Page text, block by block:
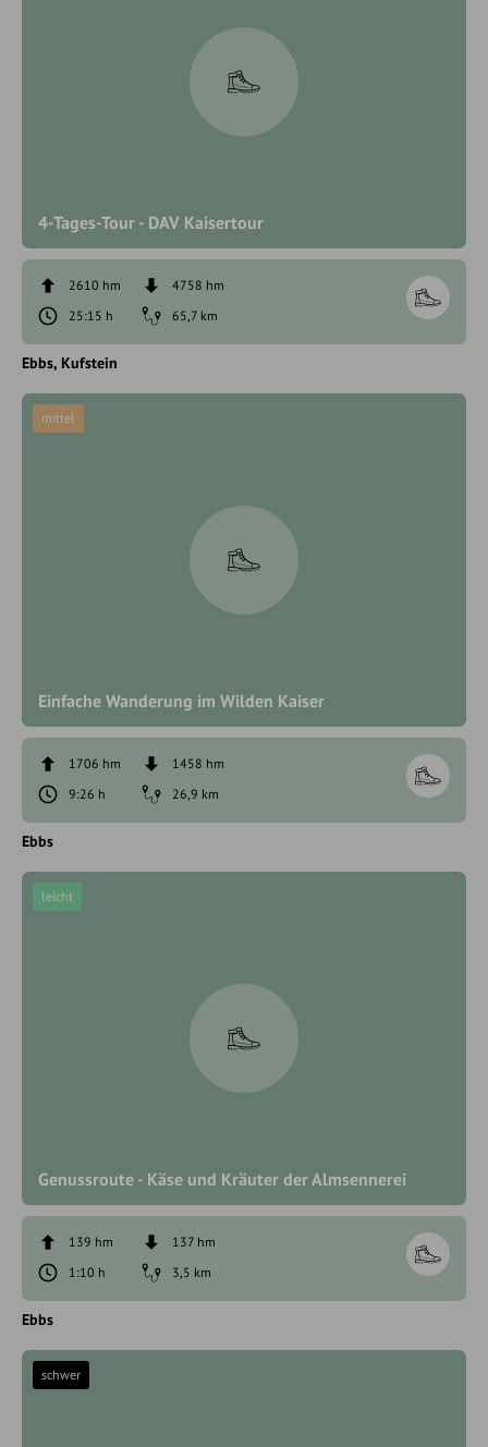
4-Tages-Tour - DAV Kaisertour
2610 hm
4758 hm
25:15 h
65,7 km
Ebbs Kufstein
Einfache Wanderung im Wilden Kaiser
mittel
1706 hm
1458 hm
9:26 h
26,9 km
Ebbs
Genussroute - Käse und Kräuter der Almsennerei
leicht
139 hm
137 hm
1:10 h
3,5 km
Ebbs
schwer